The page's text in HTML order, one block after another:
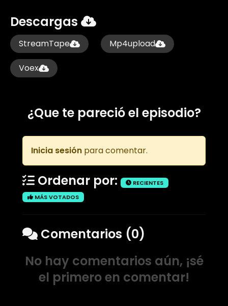
Descargas
StreamTape Mp4upload
Voex
¿Que te pareció el episodio?
Inicia sesión para comentar.
Ordenar por:
RECIENTES
MÁS VOTADOS
Comentarios (0)
No hay comentarios aún, ¡sé
el primero en comentar!